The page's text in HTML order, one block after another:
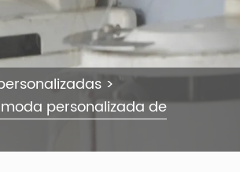
>
personalizada de